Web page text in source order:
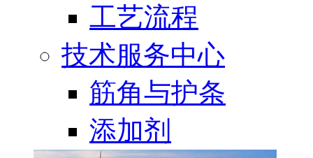
工艺流程
技术服务中心
筋角与护条
添加剂